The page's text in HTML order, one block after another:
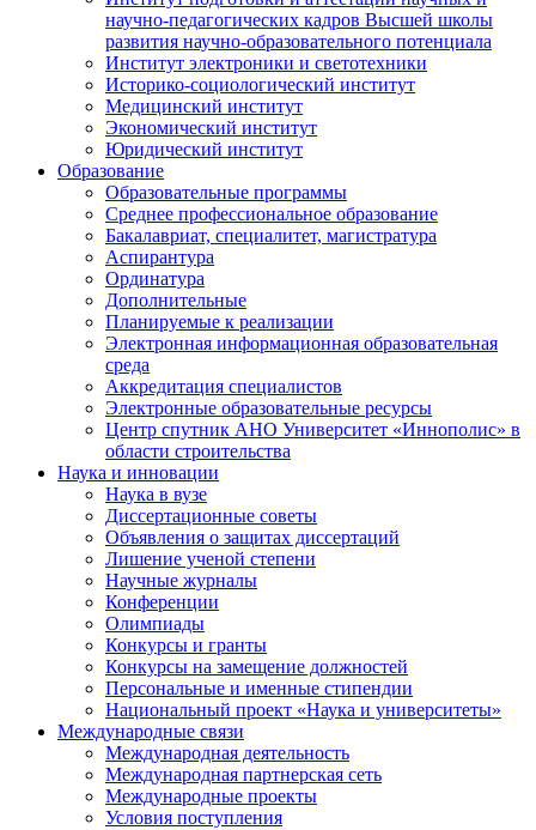
научно-педагогических кадров Высшей школы
развития научно-образовательного потенциала
Институт электроники и светотехники
Историко-социологический институт
Медицинский институт
Экономический институт
Юридический институт
Образование
Образовательные программы
Среднее профессиональное образование
Бакалавриат, специалитет, магистратура
Аспирантура
Ординатура
Дополнительные
Планируемые к реализации
Электронная информационная образовательная
среда
Аккредитация специалистов
Электронные образовательные ресурсы
Центр спутник АНО Университет «Иннополис» в
области строительства
Наука и инновации
Наука в вузе
Диссертационные советы
Объявления о защитах диссертаций
Лишение ученой степени
Научные журналы
Конференции
Олимпиады
Конкурсы и гранты
Конкурсы на замещение должностей
Персональные и именные стипендии
Национальный проект «Наука и университеты»
Международные связи
Международная деятельность
Международная партнерская сеть
Международные проекты
Условия поступления